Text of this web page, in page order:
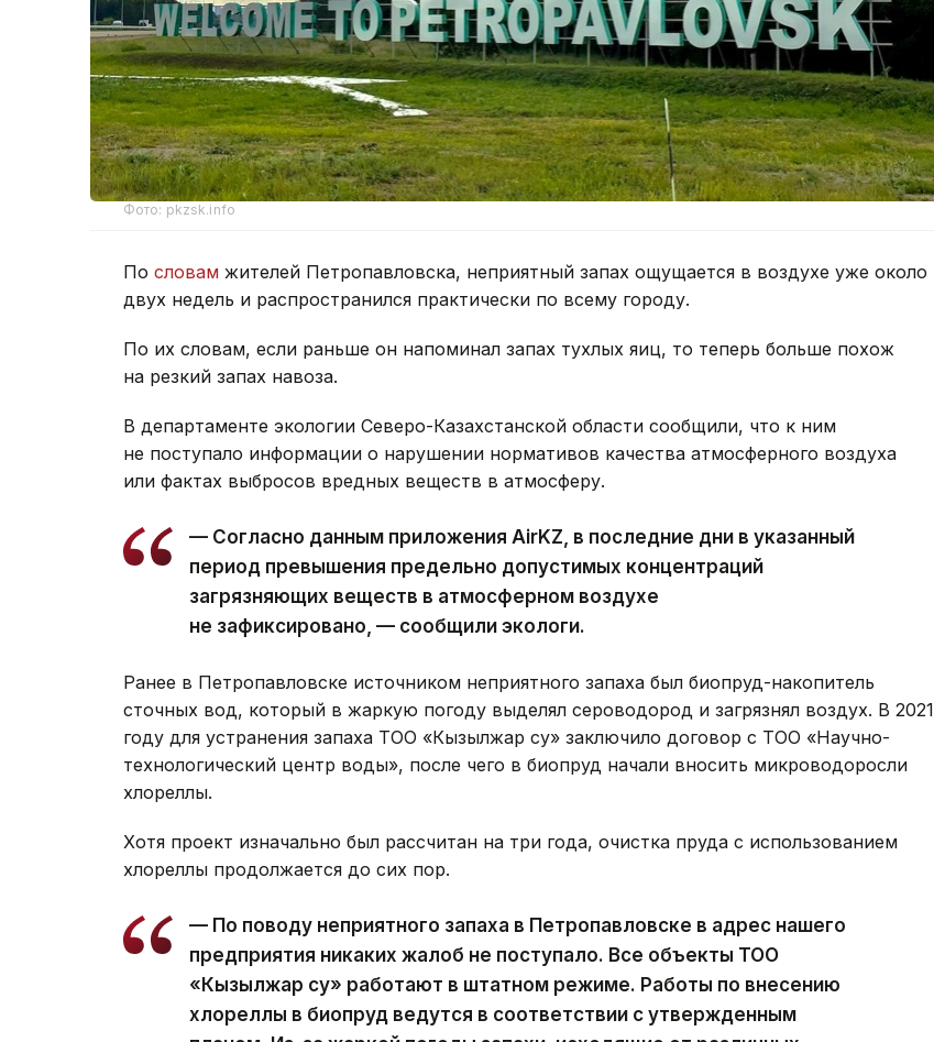
Фото: pkzsk.info
По словам жителей Петропавловска, неприятный запах ощущается в воздухе уже около
двух недель и распространился практически по всему городу.
По их словам, если раньше он напоминал запах тухлых яиц, то теперь больше похож
на резкий запах навоза.
В департаменте экологии Северо-Казахстанской области сообщили, что к ним
не поступало информации о нарушении нормативов качества атмосферного воздуха
или фактах выбросов вредных веществ в атмосферу.
— Согласно данным приложения AirKZ, в последние дни в указанный
период превышения предельно допустимых концентраций
загрязняющих веществ в атмосферном воздухе
не зафиксировано, — сообщили экологи.
Ранее в Петропавловске источником неприятного запаха был биопруд-накопитель
сточных вод, который в жаркую погоду выделял сероводород и загрязнял воздух. В 2021
году для устранения запаха ТОО «Кызылжар су» заключило договор с ТОО «Научно-
технологический центр воды», после чего в биопруд начали вносить микроводоросли
хлореллы.
Хотя проект изначально был рассчитан на три года, очистка пруда с использованием
хлореллы продолжается до сих пор.
— По поводу неприятного запаха в Петропавловске в адрес нашего
предприятия никаких жалоб не поступало. Все объекты ТОО
«Кызылжар су» работают в штатном режиме. Работы по внесению
хлореллы в биопруд ведутся в соответствии с утвержденным